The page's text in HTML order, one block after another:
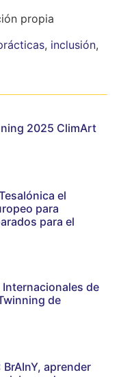
propia
, inclusión,
2025 ClimArt
el
para
para el
Internacionales de
de
aprender